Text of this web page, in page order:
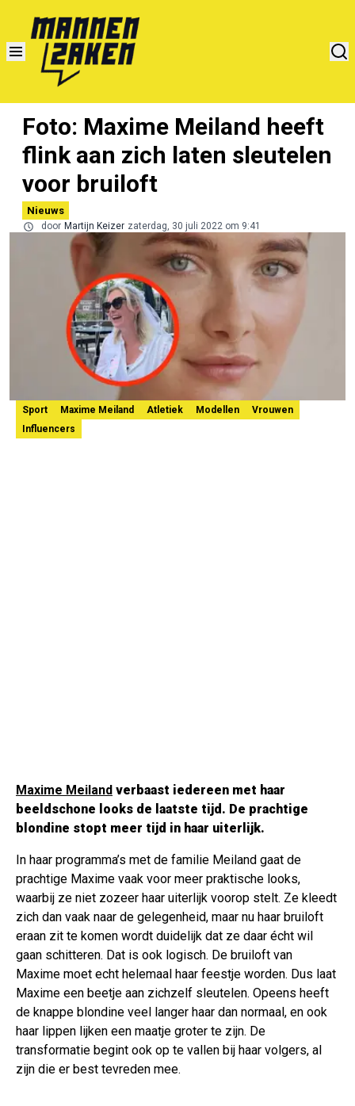
Foto: Maxime Meiland heeft
flink aan zich laten sleutelen
voor bruiloft
Nieuws
door Martijn Keizer zaterdag, 30 juli 2022 om 9:41
Sport Maxime Meiland Atletiek Modellen
Vrouwen
Influencers
Maxime Meiland verbaast iedereen met haar
beeldschone looks de laatste tijd. De prachtige
blondine stopt meer tijd in haar uiterlijk.
In haar programma’s met de familie Meiland gaat de
prachtige Maxime vaak voor meer praktische looks,
waarbij ze niet zozeer haar uiterlijk voorop stelt. Ze kleedt
zich dan vaak naar de gelegenheid, maar nu haar bruiloft
eraan zit te komen wordt duidelijk dat ze daar écht wil
gaan schitteren. Dat is ook logisch. De bruiloft van
Maxime moet echt helemaal haar feestje worden. Dus laat
Maxime een beetje aan zichzelf sleutelen. Opeens heeft
de knappe blondine veel langer haar dan normaal, en ook
haar lippen lijken een maatje groter te zijn. De
transformatie begint ook op te vallen bij haar volgers, al
zijn die er best tevreden mee.